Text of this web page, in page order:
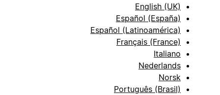
English (UK)
Español (España)
Español (Latinoamérica)
Français (France)
Italiano
Nederlands
Norsk
Português (Brasil)